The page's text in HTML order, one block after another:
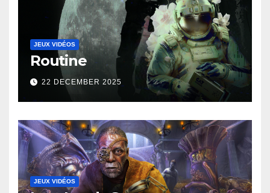
JEUX VIDÉOS
Routine
22 DECEMBER 2025
JEUX VIDÉOS